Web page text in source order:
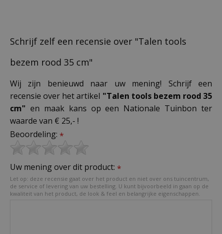
Schrijf zelf een recensie over "Talen tools
bezem rood 35 cm"
Wij zijn benieuwd naar uw mening! Schrijf een
recensie over het artikel "Talen tools bezem rood 35
cm" en maak kans op een Nationale Tuinbon ter
waarde van € 25,- !
Beoordeling: *
Uw mening over dit product: *
Let op: deze recensie gaat over het product en niet over ons tuincentrum,
de service of levering van uw bestelling. U kunt bijvoorbeeld in gaan op de
kwaliteit van het product, de look & feel en belangrijke eigenschappen.